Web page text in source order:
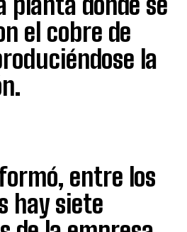
el cobre de
la
entre los
hay siete